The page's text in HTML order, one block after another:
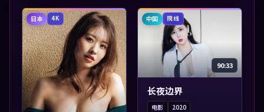
凑，值得加入片...
凑，值得加入片单...
日本 4K 中国 院线
90:33
长夜边界
电影 2020